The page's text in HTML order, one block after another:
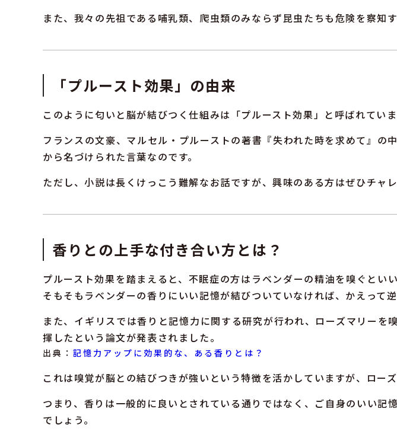
また、我々の先祖である哺乳類、爬虫類のみならず昆虫たちも危険を察知
「プルースト効果」の由来
このように匂いと脳が結びつく仕組みは「プルースト効果」と呼ばれていま
フランスの文豪、マルセル・プルーストの著書『失われた時を求めて』
から名づけられた言葉なのです。
ただし、小説は長くけっこう難解なお話ですが、興味のある方はぜひチャ
香りとの上手な付き合い方とは？
プルースト効果を踏まえると、不眠症の方はラベンダーの精油を嗅ぐとい
そもそもラベンダーの香りにいい記憶が結びついていなければ、かえって
また、イギリスでは香りと記憶力に関する研究が行われ、ローズマリー
揮したという論文が発表されました。
出典： 記憶力アップに効果的な、ある香りとは？
これは嗅覚が脳との結びつきが強いという特徴を活かしていますが、ロー
つまり、香りは一般的に良いとされている通りではなく、ご自身のいい
でしょう。